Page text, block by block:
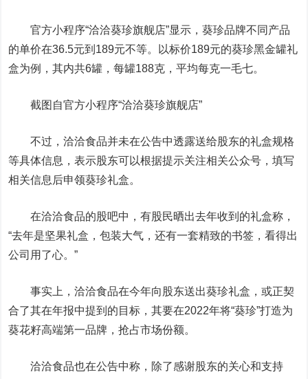
官方小程序“洽洽葵珍旗舰店”显示，葵珍品牌不同产品
的单价在36.5元到189元不等。
以标价189元的葵珍黑金罐礼
盒为例，其内共6罐，每罐188克，平均每克一毛七。
截图自官方小程序“洽洽葵珍旗舰店”
不过，洽洽食品并未在公告中透露送给股东的礼盒规格
等具体信息，表示股东可以根据提示关注相关公众号，填写
相关信息后申领葵珍礼盒。
在洽洽食品的股吧中，有股民晒出去年收到的礼盒称，
“去年是坚果礼盒，包装大气，还有一套精致的书签，看得出
公司用了心。”
事实上，洽洽食品在今年向股东送出葵珍礼盒，或正契
合了其在年报中提到的目标，其要在2022年将“葵珍”打造为
葵花籽高端第一品牌，抢占市场份额。
洽洽食品也在公告中称，除了感谢股东的关心和支持